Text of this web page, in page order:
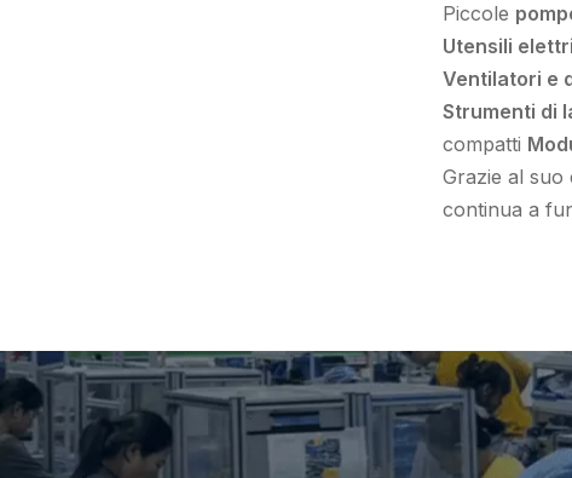
Piccole
Utensili
Ventilatori e
Strumenti di
compatti
Grazie al suo
continua a